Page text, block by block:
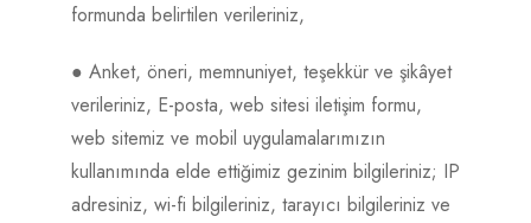
formunda belirtilen verileriniz,
● Anket, öneri, memnuniyet, teşekkür ve şikâyet
verileriniz, E-posta, web sitesi iletişim formu,
web sitemiz ve mobil uygulamalarımızın
kullanımında elde ettiğimiz gezinim bilgileriniz; IP
adresiniz, wi-fi bilgileriniz, tarayıcı bilgileriniz ve